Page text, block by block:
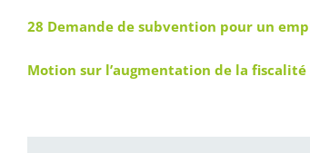
28 Demande de subvention pour un
Motion sur l’augmentation de la